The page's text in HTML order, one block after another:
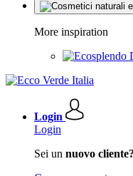
More inspiration
Login
Login
Sei un nuovo cliente?